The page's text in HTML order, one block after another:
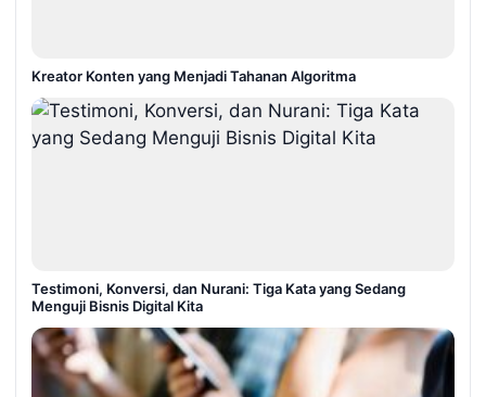
Kreator Konten yang Menjadi Tahanan Algoritma
Testimoni, Konversi, dan Nurani: Tiga Kata yang Sedang
Menguji Bisnis Digital Kita